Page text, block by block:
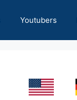
Youtubers